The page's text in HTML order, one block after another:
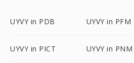
UYVY in PDB UYVY in PFM
UYVY in PICT UYVY in PNM